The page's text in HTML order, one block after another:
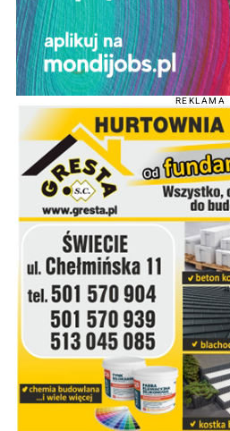
REKLAMA